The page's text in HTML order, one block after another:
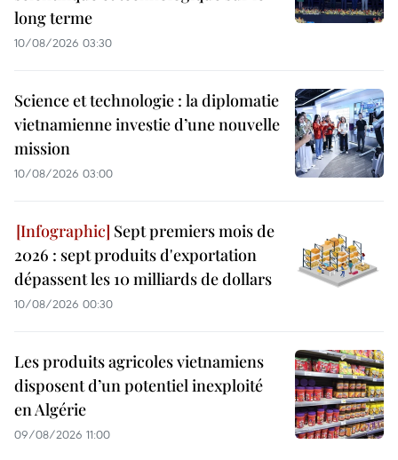
long terme
10/08/2026 03:30
Science et technologie : la diplomatie
vietnamienne investie d’une nouvelle
mission
10/08/2026 03:00
Sept premiers mois de
2026 : sept produits d'exportation
dépassent les 10 milliards de dollars
10/08/2026 00:30
Les produits agricoles vietnamiens
disposent d’un potentiel inexploité
en Algérie
09/08/2026 11:00